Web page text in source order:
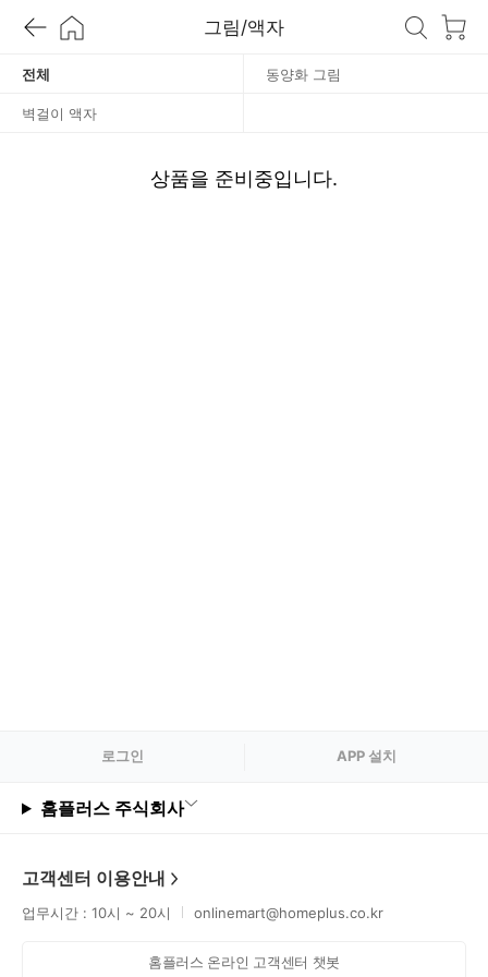
그림/액자
/
전체 동양화 그림
벽걸이 액자
상품을 준비중입니다.
로그인 APP 설치
홈플러스 주식회사
고객센터 이용안내
업무시간 : 10시 ~ 20시 onlinemart@homeplus.co.kr
홈플러스 온라인 고객센터 챗봇